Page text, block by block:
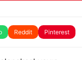
Reddit Pinterest